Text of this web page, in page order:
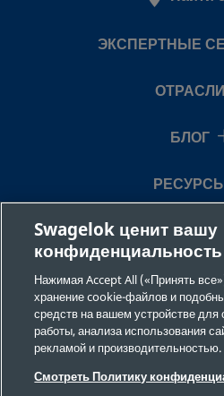
ЭКСПЕРТНЫЕ
ОТРАСЛИ
БЛОГ
О НАС
Swagelok ценит вашу
конфиденциальность
Нажимая Accept All («Принять
хранение cookie-файлов и
средств на вашем устройстве
работы, анализа использования
рекламой и производительностью.
Смотреть Политику